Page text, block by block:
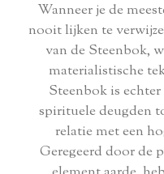
Wanneer je de
nooit lijken te
van de Steenbok,
materialistische
Steenbok is
spirituele deugden
relatie met een
Geregeerd door de